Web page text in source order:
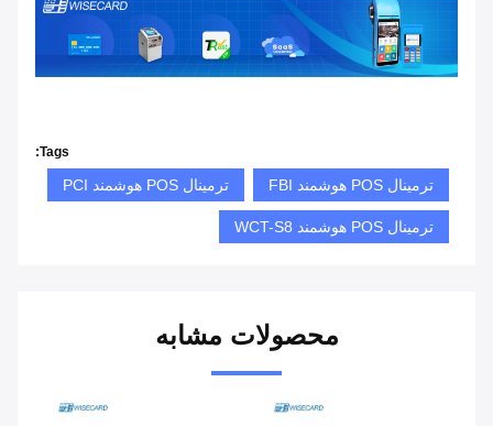
Tags:
ترمینال POS هوشمند FBI ترمینال POS هوشمند PCI
ترمینال POS هوشمند WCT-S8
محصولات مشابه